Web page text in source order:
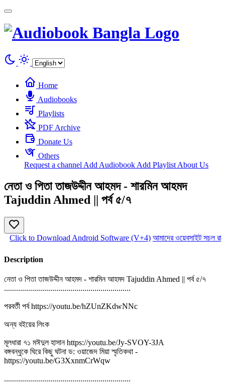
Home
Audiobooks
Playlists
PDF Archive
Donate Us
Others
Request a channel Add Audiobook Add Playlist About Us
নেতা ও পিতা তাজউদ্দীন আহমদ - শারমিন আহমদ
Tajuddin Ahmed || পর্ব ৫/৭
Click to Download Android Software (V+4) আমাদের ওয়েবসাইট সচল
Description
নেতা ও পিতা তাজউদ্দীন আহমদ - শারমিন আহমদ Tajuddin Ahmed || পর্ব ৫/৭
...............................................................
পরবর্তী পর্ব https://youtu.be/hZUnZKdwNNc
অন্য বইয়ের লিংক
মূলধারা ৭১ মঈদুল হাসান https://youtu.be/Jy-SVOY-3JA
বঙ্গবন্ধুকে ঘিরে কিছু ঘটনা ড: ওয়াজেদ মিয়া স্মৃতিকথা -
https://youtu.be/G3XxnmCrWqw
...............................................................